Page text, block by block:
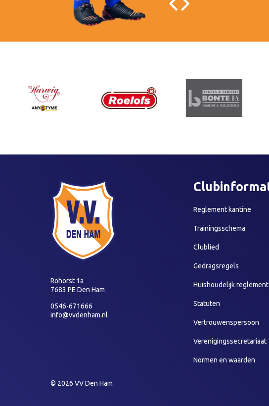
Rohorst 1a
7683 PE Den Ham
0546-671666
info@vvdenham.nl
Reglement kantine
Trainingsschema
Clublied
Gedragsregels
Huishoudelijk reglement
Statuten
Vertrouwenspersoon
Verenigingssecretariaat
Normen en waarden
© 2026 VV Den Ham